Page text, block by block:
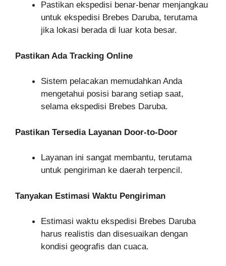
Pastikan ekspedisi benar-benar menjangkau
untuk ekspedisi Brebes Daruba, terutama
jika lokasi berada di luar kota besar.
Pastikan Ada Tracking Online
Sistem pelacakan memudahkan Anda
mengetahui posisi barang setiap saat,
selama ekspedisi Brebes Daruba.
Pastikan Tersedia Layanan Door-to-Door
Layanan ini sangat membantu, terutama
untuk pengiriman ke daerah terpencil.
Tanyakan Estimasi Waktu Pengiriman
Estimasi waktu ekspedisi Brebes Daruba
harus realistis dan disesuaikan dengan
kondisi geografis dan cuaca.